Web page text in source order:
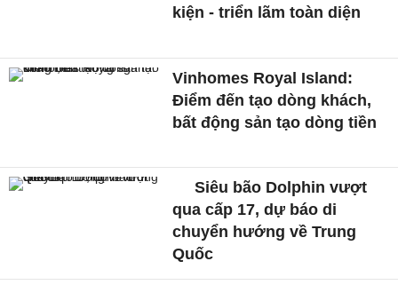
kiện - triển lãm toàn diện
Vinhomes Royal Island:
Điểm đến tạo dòng khách,
bất động sản tạo dòng tiền
Siêu bão Dolphin vượt
qua cấp 17, dự báo di
chuyển hướng về Trung
Quốc